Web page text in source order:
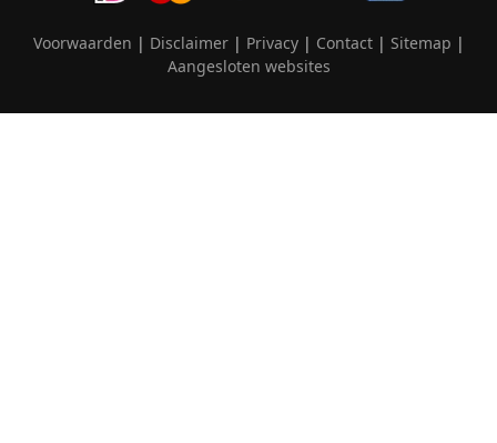
Voorwaarden | Disclaimer| Privacy| Contact| Sitemap |
Aangesloten websites